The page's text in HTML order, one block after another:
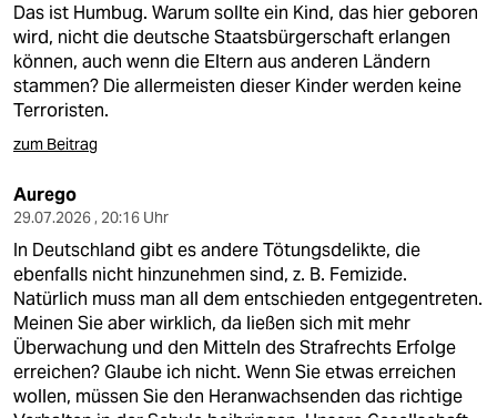
Das ist Humbug. Warum sollte ein Kind, das hier geboren
wird, nicht die deutsche Staatsbürgerschaft erlangen
können, auch wenn die Eltern aus anderen Ländern
stammen? Die allermeisten dieser Kinder werden keine
Terroristen.
zum Beitrag
Aurego
29.07.2026 , 20:16 Uhr
In Deutschland gibt es andere Tötungsdelikte, die
ebenfalls nicht hinzunehmen sind, z. B. Femizide.
Natürlich muss man all dem entschieden entgegentreten.
Meinen Sie aber wirklich, da ließen sich mit mehr
Überwachung und den Mitteln des Strafrechts Erfolge
erreichen? Glaube ich nicht. Wenn Sie etwas erreichen
wollen, müssen Sie den Heranwachsenden das richtige